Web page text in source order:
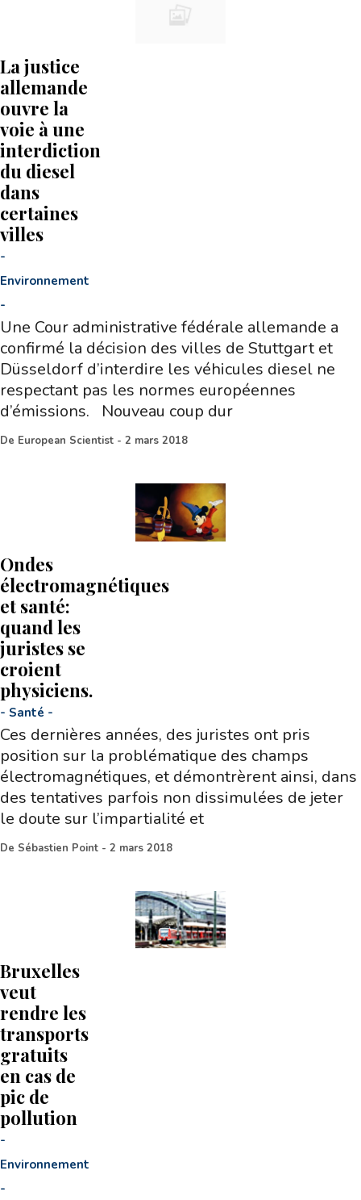
La justice
allemande
ouvre la
voie à une
interdiction
du diesel
dans
certaines
villes
-
Environnement
-
Une Cour administrative fédérale allemande a
confirmé la décision des villes de Stuttgart et
Düsseldorf d’interdire les véhicules diesel ne
respectant pas les normes européennes
d’émissions. Nouveau coup dur
De European Scientist - 2 mars 2018
Ondes
électromagnétiques
et santé:
quand les
juristes se
croient
physiciens.
- Santé -
Ces dernières années, des juristes ont pris
position sur la problématique des champs
électromagnétiques, et démontrèrent ainsi, dans
des tentatives parfois non dissimulées de jeter
le doute sur l’impartialité et
De Sébastien Point - 2 mars 2018
Bruxelles
veut
rendre les
transports
gratuits
en cas de
pic de
pollution
-
Environnement
-